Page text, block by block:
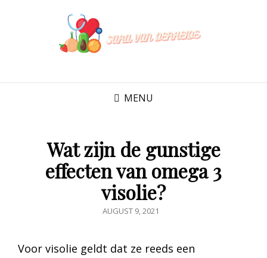
SARA VAN
DERHEIDE
MENU
Wat zijn de gunstige
effecten van omega 3
visolie?
POSTED
AUGUST 9, 2021
Voor visolie geldt dat ze reeds een